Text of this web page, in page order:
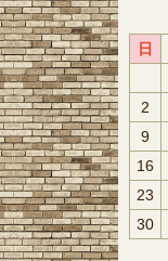
日
2
9
16
23
30